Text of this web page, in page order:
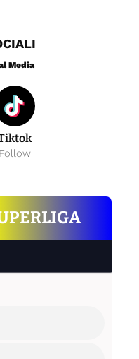
Media
Follow